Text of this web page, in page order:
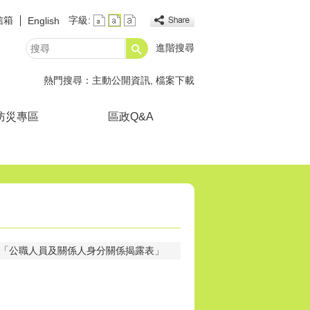
箱 English 字級:
搜
進階搜尋
熱門搜尋： 主動公開資訊 檔案下載
災專區 區政Q&A
「公職人員及關係人身分關係揭露表」